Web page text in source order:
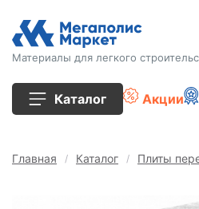
Материалы для легкого
Каталог Акции
Главная Каталог Плиты